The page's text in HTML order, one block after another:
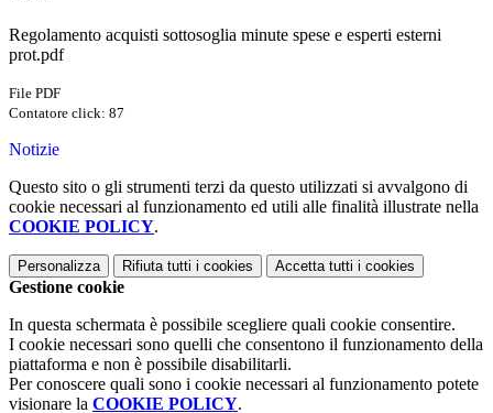
Regolamento acquisti sottosoglia minute spese e esperti esterni
prot.pdf
File PDF
Contatore click: 87
Notizie
Questo sito o gli strumenti terzi da questo utilizzati si avvalgono di
cookie necessari al funzionamento ed utili alle finalità illustrate nella
COOKIE POLICY.
Personalizza Rifiuta tutti i cookies Accetta tutti i cookies
Gestione cookie
In questa schermata è possibile scegliere quali cookie consentire.
I cookie necessari sono quelli che consentono il funzionamento della
piattaforma e non è possibile disabilitarli.
Per conoscere quali sono i cookie necessari al funzionamento potete
visionare la COOKIE POLICY.